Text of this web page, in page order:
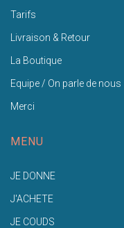
Tarifs
Livraison & Retour
La Boutique
Equipe / On parle de nous
Merci
MENU
JE DONNE
J'ACHETE
JE COUDS